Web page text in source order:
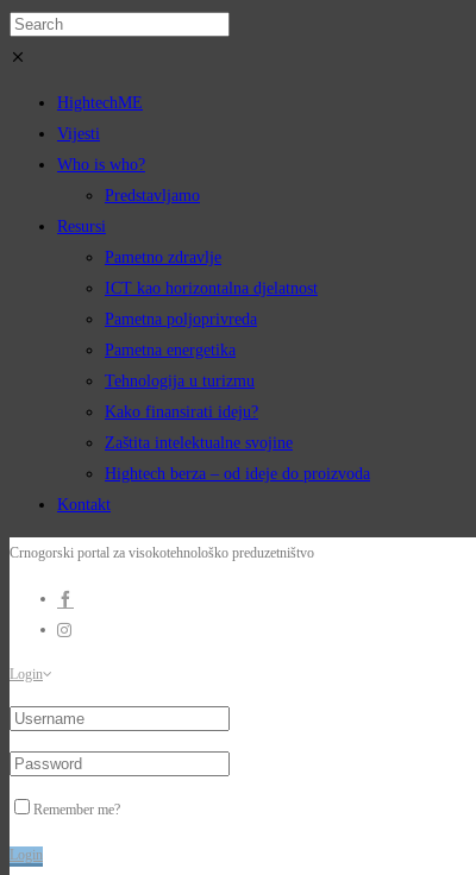
HightechME
Vijesti
Who is who?
Predstavljamo
Resursi
Pametno zdravlje
ICT kao horizontalna djelatnost
Pametna poljoprivreda
Pametna energetika
Tehnologija u turizmu
Kako finansirati ideju?
Zaštita intelektualne svojine
Hightech berza – od ideje do proizvoda
Kontakt
Crnogorski portal za visokotehnološko preduzetništvo
Login
Remember me?
Login